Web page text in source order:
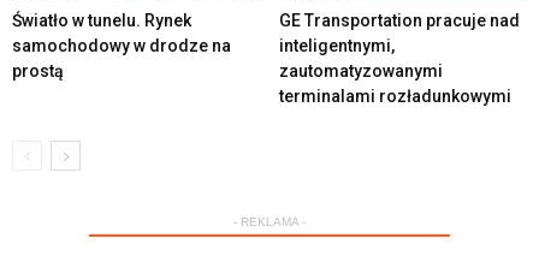
Światło w tunelu. Rynek
samochodowy w drodze na
prostą
GE Transportation pracuje nad
inteligentnymi,
zautomatyzowanymi
terminalami rozładunkowymi
- REKLAMA -